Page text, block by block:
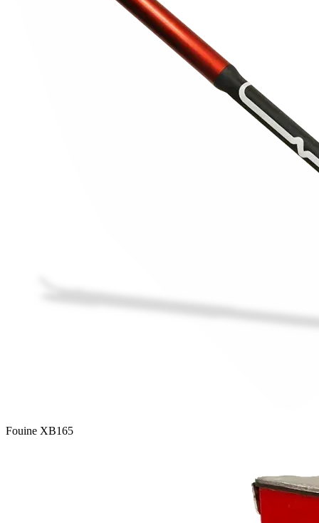
Fouine XB165